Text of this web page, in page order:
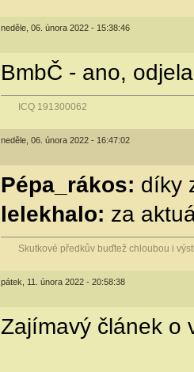
neděle, 06. února 2022 - 15:38:46
BmbČ - ano,
ICQ 191300062
neděle, 06. února 2022 - 16:47:02
Pépa_rákos: díky
lelekhalo: za
Skutkové předkův buďtež chloubou i
pátek, 11. února 2022 - 20:58:38
Zajímavý článek o